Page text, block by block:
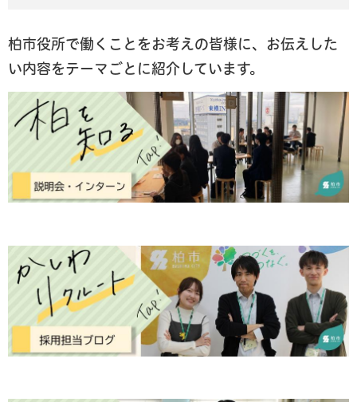
柏市役所で働くことをお考えの皆様に、お伝えした
い内容をテーマごとに紹介しています。